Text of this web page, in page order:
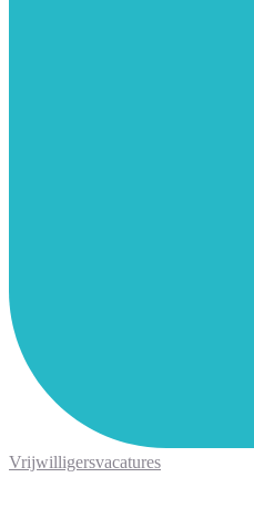
Vrijwilligersvacatures